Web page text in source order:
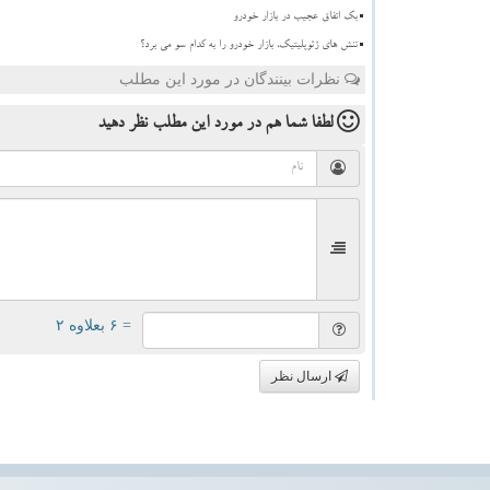
بک اتفاق عجیب در بازار خودرو
تنش های ژئوپلیتیک، بازار خودرو را به کدام سو می برد؟
نظرات بینندگان در مورد این مطلب
لطفا شما همدر مورد این مطلب نظر دهید
= ۶ بعلاوه ۲
ارسال نظر